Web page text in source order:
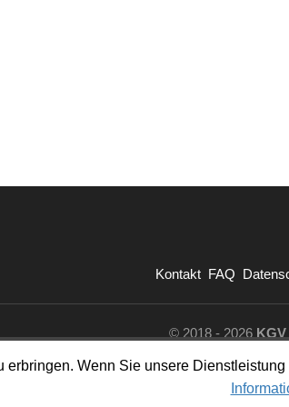
Kontakt FAQ
© 2018 - 2026
Wenn Sie unsere